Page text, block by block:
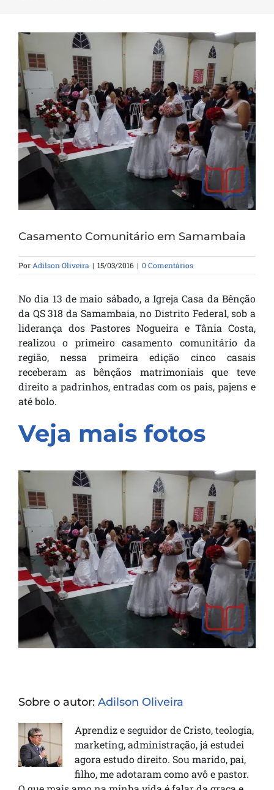
Casamento Comunitário em Samambaia
PorAdilson Oliveira | 15/03/2016 | 0 Comentários
No dia 13 de maio sábado, a Igreja Casa da Bênção
da QS 318 da Samambaia, no Distrito Federal, sob a
liderança dos Pastores Nogueira e Tânia Costa,
realizou o primeiro casamento comunitário da
região, nessa primeira edição cinco casais
receberam as bênçãos matrimoniais que teve
direito a padrinhos, entradas com os pais, pajens e
até bolo.
Veja mais fotos
Sobre o autor: Adilson Oliveira
Aprendiz e seguidor de Cristo, teologia,
marketing, administração, já estudei
agora estudo direito. Sou marido, pai,
filho, me adotaram como avô e pastor.